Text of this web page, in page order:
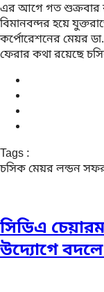
এর আগে গত শুক্রবার
বিমানবন্দর হয়ে
কর্পোরেশনের মেয়র
ফেরার কথা রয়েছে
Tags :
চসিকমেয়রলন্ডন
সিডিএ
উদ্যোগে